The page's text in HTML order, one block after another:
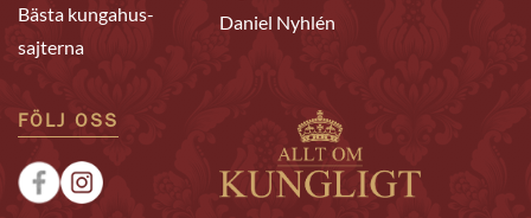
Bästa kungahus-
sajterna
Daniel Nyhlén
FÖLJ OSS